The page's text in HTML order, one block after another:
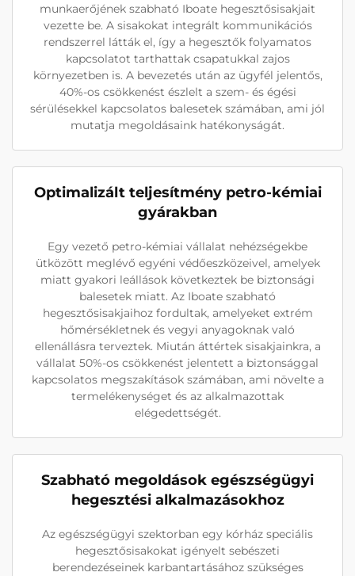
munkaerőjének szabható Iboate hegesztősisakjait
vezette be. A sisakokat integrált kommunikációs
rendszerrel látták el, így a hegesztők folyamatos
kapcsolatot tarthattak csapatukkal zajos
környezetben is. A bevezetés után az ügyfél jelentős,
40%-os csökkenést észlelt a szem- és égési
sérülésekkel kapcsolatos balesetek számában, ami jól
mutatja megoldásaink hatékonyságát.
Optimalizált teljesítmény petro-kémiai
gyárakban
Egy vezető petro-kémiai vállalat nehézségekbe
ütközött meglévő egyéni védőeszközeivel, amelyek
miatt gyakori leállások következtek be biztonsági
balesetek miatt. Az Iboate szabható
hegesztősisakjaihoz fordultak, amelyeket extrém
hőmérsékletnek és vegyi anyagoknak való
ellenállásra terveztek. Miután áttértek sisakjainkra, a
vállalat 50%-os csökkenést jelentett a biztonsággal
kapcsolatos megszakítások számában, ami növelte a
termelékenységet és az alkalmazottak
elégedettségét.
Szabható megoldások egészségügyi
hegesztési alkalmazásokhoz
Az egészségügyi szektorban egy kórház speciális
hegesztősisakokat igényelt sebészeti
berendezéseinek karbantartásához szükséges